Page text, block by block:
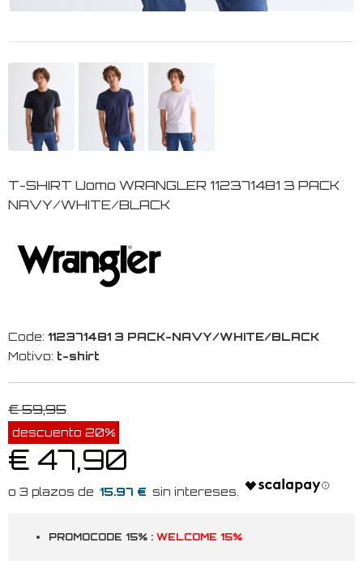
T-SHIRT Uomo WRANGLER 112371481 3 PACK
NAVY/WHITE/BLACK
Code: 112371481 3 PACK-NAVY/WHITE/BLACK
Motivo: t-shirt
€ 59,95
descuento 20%
€ 47,90
15.97 €
PROMOCODE 15% : WELCOME 15%